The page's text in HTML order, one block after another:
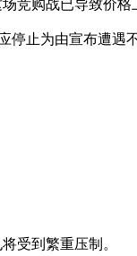
竞购战已导致价格
止为由宣布遭
受到繁重压制。